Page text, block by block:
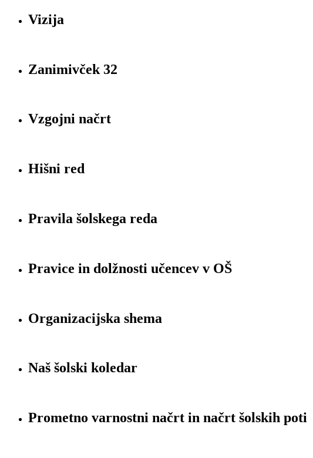
Vizija
Zanimivček 32
Vzgojni načrt
Hišni red
Pravila šolskega reda
Pravice in dolžnosti učencev v OŠ
Organizacijska shema
Naš šolski koledar
Prometno varnostni načrt in načrt šolskih poti